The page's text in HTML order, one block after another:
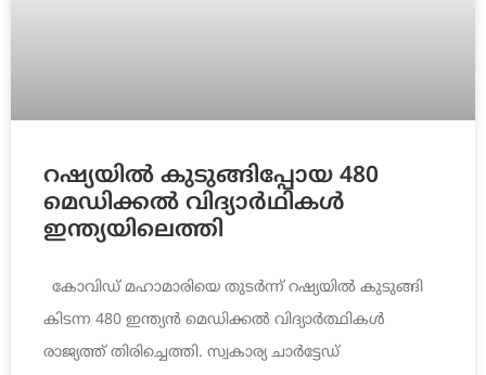
റഷ്യയിൽ കുടുങ്ങിപ്പോയ 480
മെഡിക്കൽ വിദ്യാർഥികൾ
ഇന്ത്യയിലെത്തി
കോവിഡ് മഹാമാരിയെ തുടര്‍ന്ന് റഷ്യയില്‍ കുടുങ്ങി
കിടന്ന 480 ഇന്ത്യന്‍ മെഡിക്കല്‍ വിദ്യാര്‍ത്ഥികള്‍
രാജ്യത്ത് തിരിച്ചെത്തി. സ്വകാര്യ ചാര്‍ട്ടേഡ്